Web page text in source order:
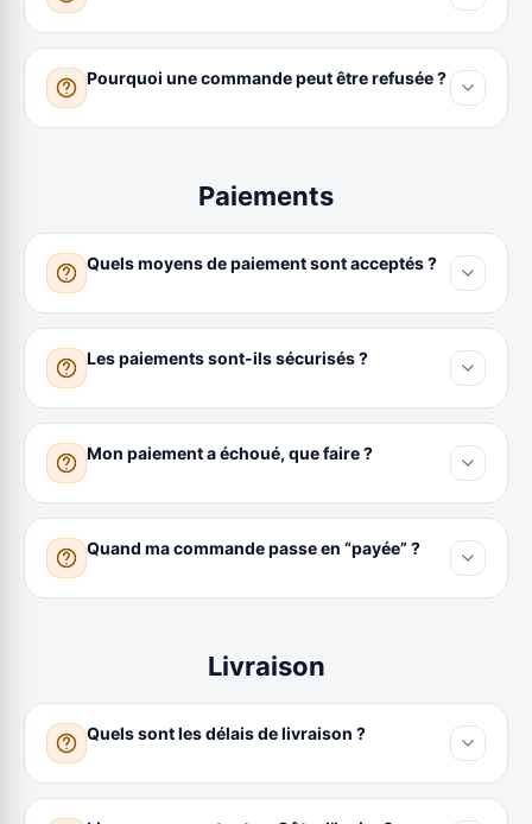
Pourquoi une commande peut être refusée ?
Paiements
Quels moyens de paiement sont acceptés ?
Les paiements sont-ils sécurisés ?
Mon paiement a échoué, que faire ?
Quand ma commande passe en “payée” ?
Livraison
Quels sont les délais de livraison ?